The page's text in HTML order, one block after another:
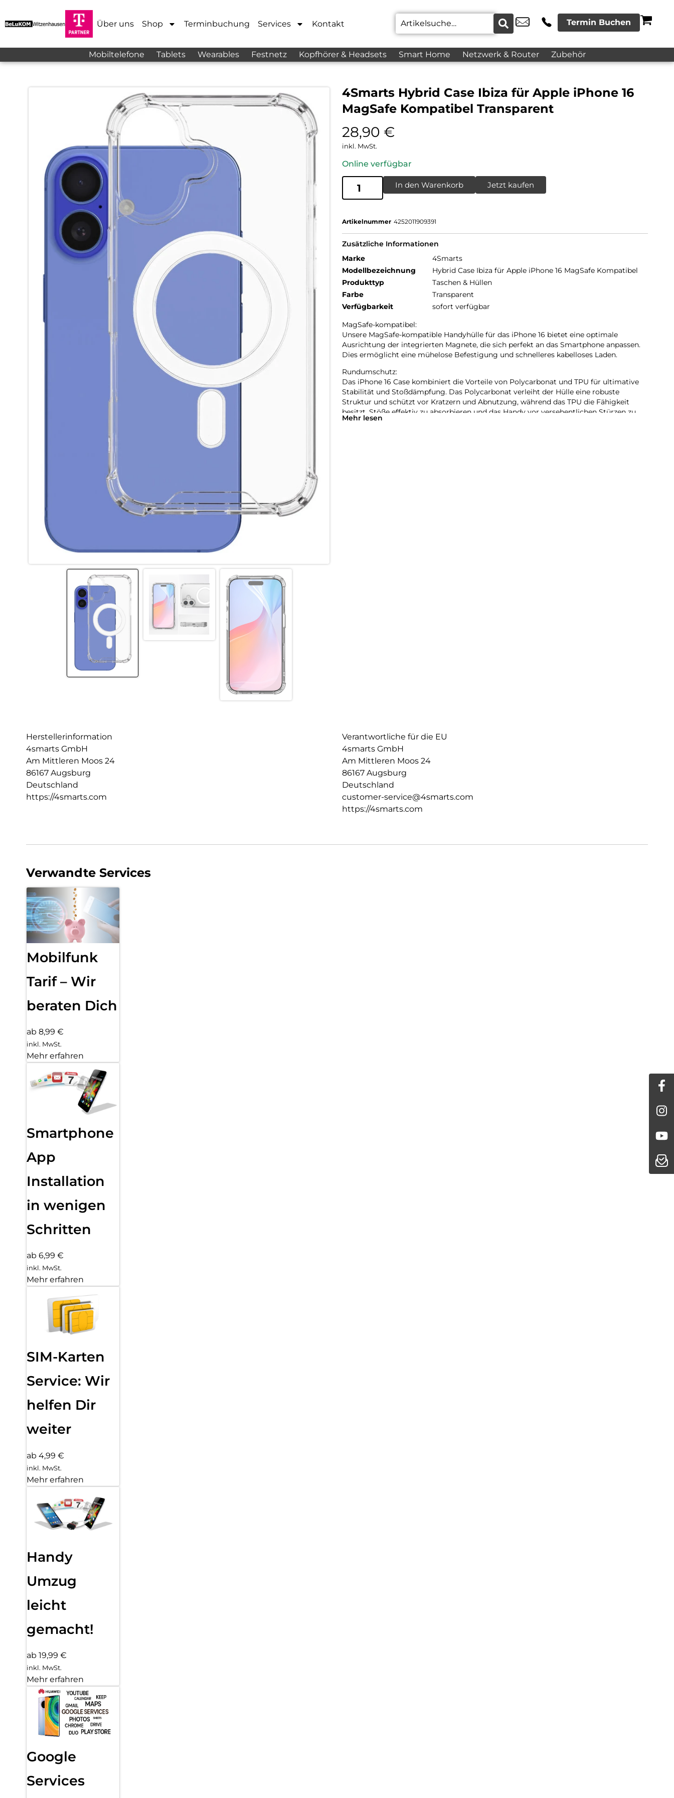
Über uns Shop Terminbuchung Services Kontakt Termin Buchen
Mobiltelefone Tablets Wearables Festnetz Kopfhörer & Headsets Smart Home Netzwerk & Router Zubehör
4Smarts Hybrid Case Ibiza für Apple iPhone 16
MagSafe Kompatibel Transparent
28,90 €
inkl. MwSt.
Online verfügbar
In den Warenkorb Jetzt kaufen
Artikelnummer 4252011909391
Zusätzliche Informationen
Marke
4Smarts
Modellbezeichnung
Hybrid Case Ibiza für Apple iPhone 16 MagSafe Kompatibel
Produkttyp
Taschen & Hüllen
Farbe
Transparent
Verfügbarkeit
sofort verfügbar
MagSafe-kompatibel:
Unsere MagSafe-kompatible Handyhülle für das iPhone 16 bietet eine optimale
Ausrichtung der integrierten Magnete, die sich perfekt an das Smartphone anpassen.
Dies ermöglicht eine mühelose Befestigung und schnelleres kabelloses Laden.
Rundumschutz:
Das iPhone 16 Case kombiniert die Vorteile von Polycarbonat und TPU für ultimative
Stabilität und Stoßdämpfung. Das Polycarbonat verleiht der Hülle eine robuste
Struktur und schützt vor Kratzern und Abnutzung, während das TPU die Fähigkeit
besitzt, Stöße effektiv zu absorbieren und das Handy vor versehentlichen Stürzen zu
schützen.
Mehr lesen
Herstellerinformation
4smarts GmbH
Am Mittleren Moos 24
86167 Augsburg
Deutschland
https://4smarts.com
Verantwortliche für die EU
4smarts GmbH
Am Mittleren Moos 24
86167 Augsburg
Deutschland
customer-service@4smarts.com
https://4smarts.com
Verwandte Services
Mobilfunk
Tarif – Wir
beraten Dich
ab 8,99 €
inkl. MwSt.
Mehr erfahren
Smartphone
App
Installation
in wenigen
Schritten
ab 6,99 €
inkl. MwSt.
Mehr erfahren
SIM-Karten
Service: Wir
helfen Dir
weiter
ab 4,99 €
inkl. MwSt.
Mehr erfahren
Handy
Umzug
leicht
gemacht!
ab 19,99 €
inkl. MwSt.
Mehr erfahren
Google
Services